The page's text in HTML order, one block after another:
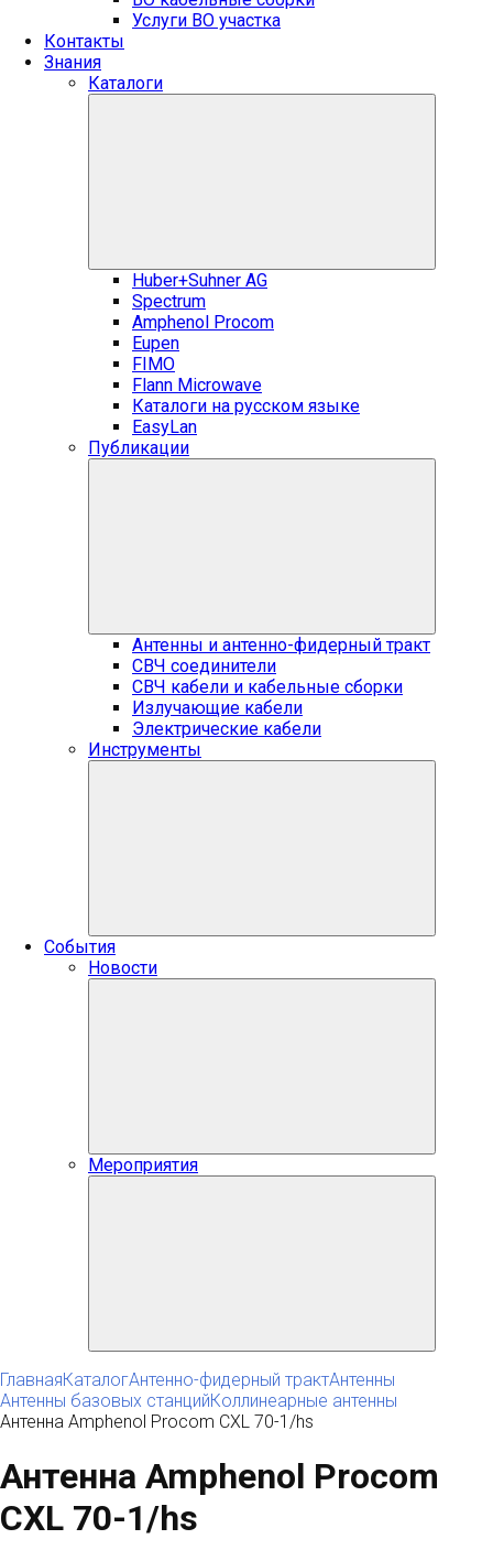
Услуги ВО участка
Контакты
Знания
Каталоги
Huber+Suhner AG
Spectrum
Amphenol Procom
Eupen
FIMO
Flann Microwave
Каталоги на русском языке
EasyLan
Публикации
Антенны и антенно-фидерный тракт
СВЧ соединители
СВЧ кабели и кабельные сборки
Излучающие кабели
Электрические кабели
Инструменты
События
Новости
Мероприятия
ГлавнаяКаталогАнтенно-фидерный трактАнтенны
Антенны базовых станцийКоллинеарные антенны
Антенна Amphenol Procom CXL 70-1/hs
Антенна Amphenol Procom
CXL 70-1/hs